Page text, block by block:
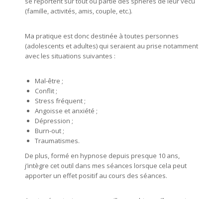
(famille, activités, amis, couple, etc.).
Ma pratique est donc destinée à toutes personnes
(adolescents et adultes) qui seraient au prise notamment
avec les situations suivantes :
Mal-être ;
Conflit ;
Stress fréquent ;
Angoisse et anxiété ;
Dépression ;
Burn-out ;
Traumatismes.
De plus, formé en hypnose depuis presque 10 ans,
j’intègre cet outil dans mes séances lorsque cela peut
apporter un effet positif au cours des séances.